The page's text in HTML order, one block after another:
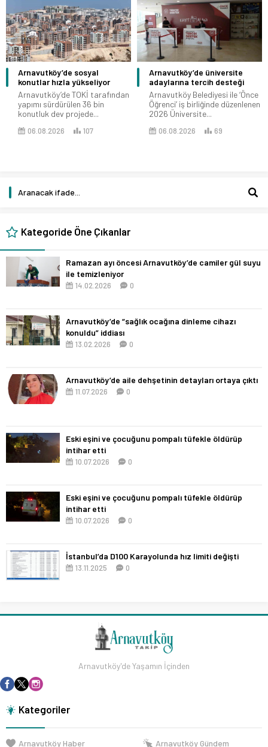
Arnavutköy’de sosyal
konutlar hızla yükseliyor
Arnavutköy’de TOKİ tarafından
yapımı sürdürülen 36 bin
konutluk dev projede...
06.08.2026 107
Arnavutköy’de üniversite
adaylarına tercih desteği
Arnavutköy Belediyesi ile ‘Önce
Öğrenci’ iş birliğinde düzenlenen
2026 Üniversite...
06.08.2026 69
Kategoride Öne Çıkanlar
Ramazan ayı öncesi Arnavutköy’de camiler gül suyu
ile temizleniyor
14.02.2026 0
Arnavutköy’de “sağlık ocağına dinleme cihazı
konuldu” iddiası
13.02.2026 0
Arnavutköy’de aile dehşetinin detayları ortaya çıktı
11.07.2026 0
Eski eşini ve çocuğunu pompalı tüfekle öldürüp
intihar etti
10.07.2026 0
Eski eşini ve çocuğunu pompalı tüfekle öldürüp
intihar etti
10.07.2026 0
İstanbul’da D100 Karayolunda hız limiti değişti
13.11.2025 0
Arnavutköy'de Yaşamın İçinden
Kategoriler
Arnavutköy Haber Arnavutköy Gündem